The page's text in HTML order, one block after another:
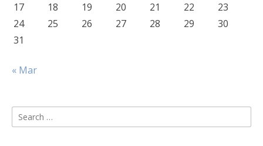
17
18 19 20 21 22
23
24
25 26 27 28 29
30
31
« Mar
Search
for: